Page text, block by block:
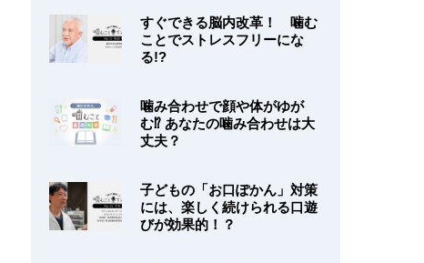
すぐできる脳内改革！ 噛む
ことでストレスフリーにな
る!?
噛み合わせで顔や体がゆが
む⁉ あなたの噛み合わせは大
丈夫？
子どもの「お口ぽかん」対策
には、楽しく続けられる口遊
びが効果的！？